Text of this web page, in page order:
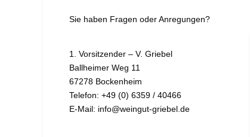
Sie haben Fragen oder Anregungen?
1. Vorsitzender – V. Griebel
Ballheimer Weg 11
67278 Bockenheim
Telefon: +49 (0) 6359 / 40466
E-Mail: info@weingut-griebel.de